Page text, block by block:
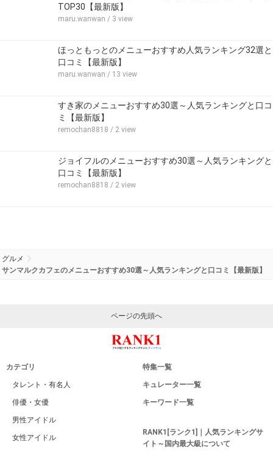
TOP30【最新版】
maru.wanwan / 3 view
ほっともっとのメニューおすすめ人気ランキング32選と
口コミ【最新版】
maru.wanwan / 13 view
すき家のメニューおすすめ30選～人気ランキングと口コ
ミ【最新版】
remochan8818 / 2 view
ジョイフルのメニューおすすめ30選～人気ランキングと
口コミ【最新版】
remochan8818 / 2 view
グルメ
サンマルクカフェのメニューおすすめ30選～人気ランキングと口コミ【最新版】
ページの先頭へ
カテゴリ
タレント・有名人
俳優・女優
男性アイドル
女性アイドル
特集一覧
キュレーター一覧
キーワード一覧
RANK1[ランク1]｜人気ランキングサ
イト～国内最大級について